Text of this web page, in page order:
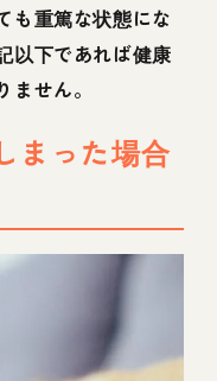
も重篤な状態にな
以下であれば健康
せん。
まった場合